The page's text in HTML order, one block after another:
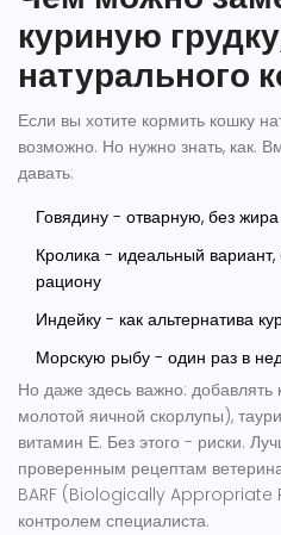
куриную
натурального
Если вы хотите кормить кошку
возможно. Но нужно знать, как.
давать:
Говядину - отварную, без жира
Кролика - идеальный
рациону
Индейку - как альтернатива
Морскую рыбу - один раз в
Но даже здесь важно:
молотой яичной скорлупы),
витамин Е. Без этого - риски.
проверенным рецептам
BARF (Biologically Appropriate
контролем специалиста.